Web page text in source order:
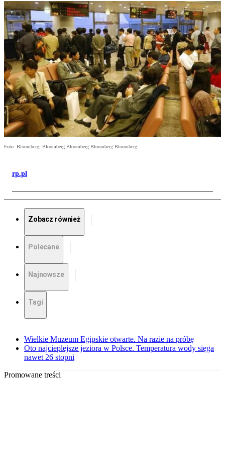
Foto: Bloomberg, Bloomberg Bloomberg Bloomberg Bloomberg
rp.pl
Zobacz również
Polecane
Najnowsze
Tagi
Wielkie Muzeum Egipskie otwarte. Na razie na próbę
Oto najcieplejsze jeziora w Polsce. Temperatura wody sięga
nawet 26 stopni
Promowane treści